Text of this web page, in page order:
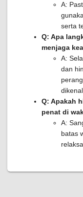
A:
serta
Q: Apa
menjaga
A:
dan
dikenal.
Q: Apakah
penat di
A:
batas